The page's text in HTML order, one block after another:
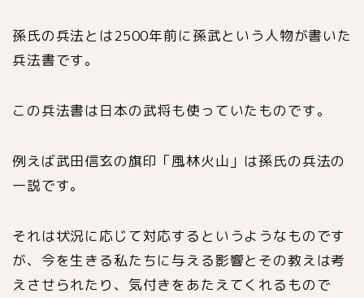
孫氏の兵法とは2500年前に孫武という人物が書いた
兵法書です。
この兵法書は日本の武将も使っていたものです。
例えば武田信玄の旗印「風林火山」は孫氏の兵法の
一説です。
それは状況に応じて対応するというようなものです
が、今を生きる私たちに与える影響とその教えは考
えさせられたり、気付きをあたえてくれるもので